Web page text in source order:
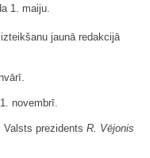
1. maiju.
jaunā redakcijā
novembrī.
Valsts prezidents R. Vējonis